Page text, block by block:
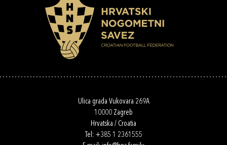
Ulica grada Vukovara 269A
10000 Zagreb
Hrvatska / Croatia
Tel: +385 1 2361555